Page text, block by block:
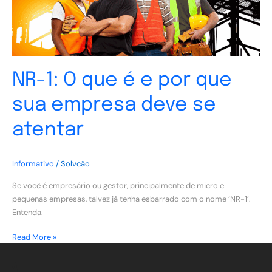
NR-1: O que é e por que
sua empresa deve se
atentar
Informativo /Solvcão
Se você é empresário ou gestor, principalmente de micro e
pequenas empresas, talvez já tenha esbarrado com o nome ‘NR-1’.
Entenda.
empresa
deve
se
atentar
Read More »